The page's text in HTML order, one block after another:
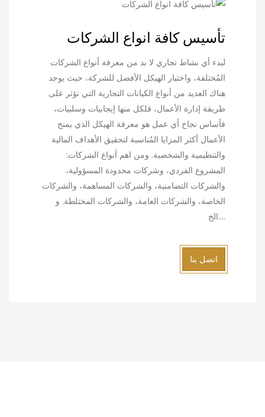
تأسيس كافة انواع الشركات
لبدء أي نشاط تجاري لا بد من معرفة أنواع الشركات
المُختلفة، واختيار الهيكل الأفضل للشركة، حيث يوجد
هناك العديد من أنواع الكيانات التجارية التي تؤثر على
طريقة إدارة الأعمال، فلكل منها إيجابيات وسلبيات،
فأساس نجاح أي عمل هو معرفة الهيكل الذي يمنح
الأعمال أكثر المزايا المُناسبة لتحقيق الأهداف المالية
والتنظيمية والشخصية. ومن اهم أنواع الشركات:
المشروع الفردي، وشركات محدودة المسؤولية،
والشركات التضامنية، والشركات المساهمة، والشركات
الخاصة، والشركات العامة، والشركات المختلطة. و
....الخ
اتصل بنا